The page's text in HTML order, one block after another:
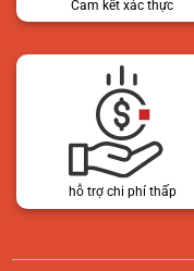
Cam kết xác thực
hỗ trợ chi phí thấp